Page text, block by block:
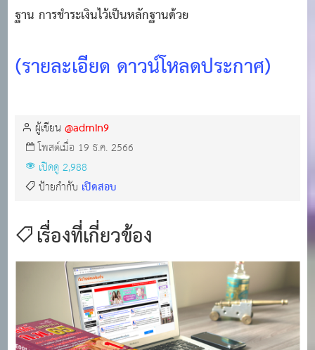
ฐาน การชําระเงินไว้เป็นหลักฐานด้วย
(รายละเอียด ดาวน์โหลดประกาศ)
ผู้เขียน@admin9
โพสต์เมื่อ 19 ธ.ค. 2566
เปิดดู 2,988
ป้ายกำกับ เปิดสอบ
เรื่องที่เกี่ยวข้อง